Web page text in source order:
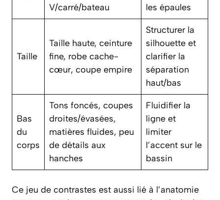
V/carré/bateau
les épaules
Taille
Taille haute, ceinture
fine, robe cache-
cœur, coupe empire
Structurer la
silhouette et
clarifier la
séparation
haut/bas
Bas
du
corps
Tons foncés, coupes
droites/évasées,
matières fluides, peu
de détails aux
hanches
Fluidifier la
ligne et
limiter
l’accent sur le
bassin
Ce jeu de contrastes est aussi lié à l’anatomie